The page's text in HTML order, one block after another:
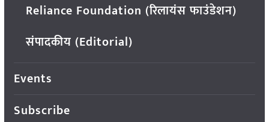
Reliance Foundation (रिलायंस फाउंडेशन)
संपादकीय (Editorial)
Events
Subscribe